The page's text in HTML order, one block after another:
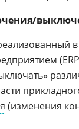
в
(изменения